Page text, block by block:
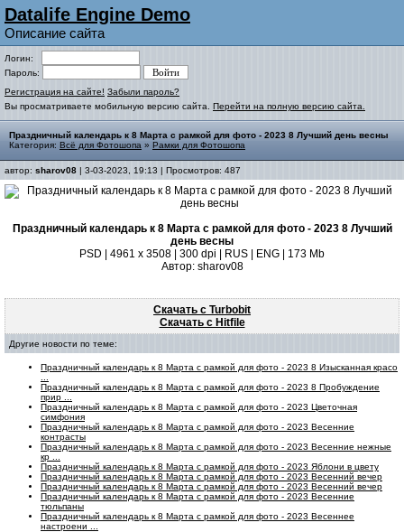
Datalife Engine Demo
Описание сайта
Логин:
Пароль:
Регистрация на сайте! Забыли пароль?
Вы просматриваете мобильную версию сайта. Перейти на полную версию сайта.
Праздничный календарь к 8 Марта с рамкой для фото - 2023 8 Лучший день весны
Категория: Всё для Фотошопа » Рамки для Фотошопа
автор: sharov08 | 3-03-2023, 19:13 | Просмотров: 487
Праздничный календарь к 8 Марта с рамкой для фото - 2023 8 Лучший
день весны
PSD | 4961 х 3508 | 300 dpi | RUS | ENG | 173 Mb
Автор: sharov08
Скачать с Turbobit
Скачать с Hitfile
Другие новости по теме:
Праздничный календарь к 8 Марта с рамкой для фото - 2023 8 Изысканная красо
Праздничный календарь к 8 Марта с рамкой для фото - 2023 8 Пробуждение
прир ...
Праздничный календарь к 8 Марта с рамкой для фото - 2023 Цветочная
симфония
Праздничный календарь к 8 Марта с рамкой для фото - 2023 Весенние
контрасты
Праздничный календарь к 8 Марта с рамкой для фото - 2023 Весенние нежные
кр ...
Праздничный календарь к 8 Марта с рамкой для фото - 2023 Яблони в цвету
Праздничный календарь к 8 Марта с рамкой для фото - 2023 Весенний вечер
Праздничный календарь к 8 Марта с рамкой для фото - 2023 Весенний вечер
Праздничный календарь к 8 Марта с рамкой для фото - 2023 Весенние
тюльпаны
Праздничный календарь к 8 Марта с рамкой для фото - 2023 Весеннее
настроени ...